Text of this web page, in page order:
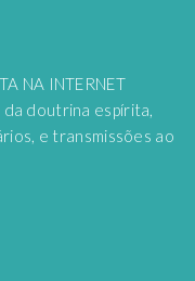
NA INTERNET
da doutrina espírita,
e transmissões ao